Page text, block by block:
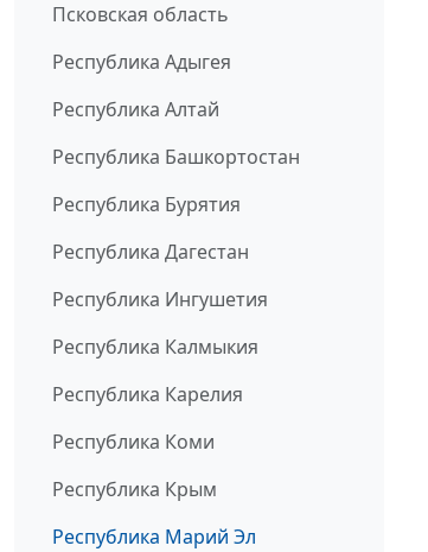
Псковская область
Республика Адыгея
Республика Алтай
Республика Башкортостан
Республика Бурятия
Республика Дагестан
Республика Ингушетия
Республика Калмыкия
Республика Карелия
Республика Коми
Республика Крым
Республика Марий Эл